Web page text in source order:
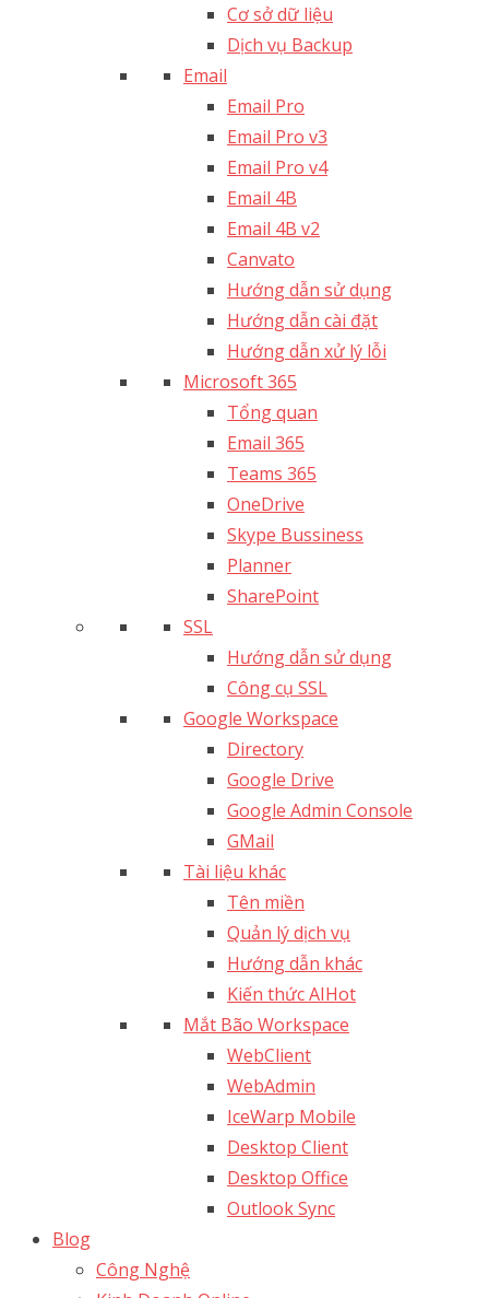
Cơ sở dữ liệu
Dịch vụ Backup
Email
Email Pro
Email Pro v3
Email Pro v4
Email 4B
Email 4B v2
Canvato
Hướng dẫn sử dụng
Hướng dẫn cài đặt
Hướng dẫn xử lý lỗi
Microsoft 365
Tổng quan
Email 365
Teams 365
OneDrive
Skype Bussiness
Planner
SharePoint
SSL
Hướng dẫn sử dụng
Công cụ SSL
Google Workspace
Directory
Google Drive
Google Admin Console
GMail
Tài liệu khác
Tên miền
Quản lý dịch vụ
Hướng dẫn khác
Kiến thức AIHot
Mắt Bão Workspace
WebClient
WebAdmin
IceWarp Mobile
Desktop Client
Desktop Office
Outlook Sync
Blog
Công Nghệ